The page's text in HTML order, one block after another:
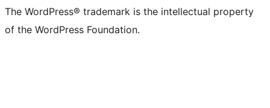
The WordPress® trademark is the intellectual property
of the WordPress Foundation.